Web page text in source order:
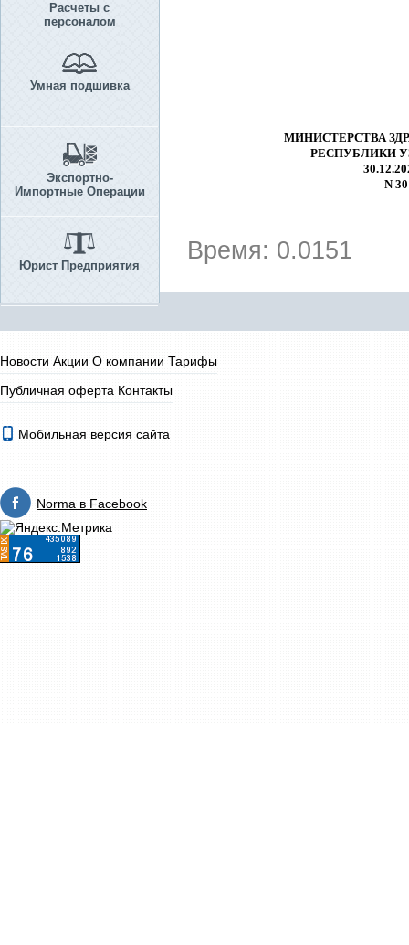
Расчеты с
персоналом
Умная подшивка
Экспортно-
Импортные Операции
Юрист Предприятия
МИНИСТЕРСТВА
РЕСПУБЛИКИ
N 30
Время: 0.0151
Новости Акции О компании Тарифы
Публичная оферта Контакты
Мобильная версия сайта
Norma в Facebook